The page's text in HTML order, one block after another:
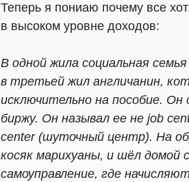
Теперь я пониаю почему все
в высоком уровне доходов:
В одной жила социальная
в третьей жил англичанин,
исключительно на пособие.
биржу. Он называл ее не job
center (шуточный центр). На
косяк марихуаны, и шёл домой
самоуправление, где